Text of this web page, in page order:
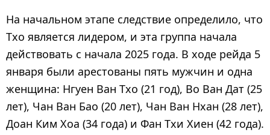
в
н
а
з
а
д
На начальном этапе следствие определило, что
Тхо является лидером, и эта группа начала
действовать с начала 2025 года. В ходе рейда 5
января были арестованы пять мужчин и одна
женщина: Нгуен Ван Тхо (21 год), Во Ван Дат (25
лет), Чан Ван Бао (20 лет), Чан Ван Нхан (28 лет),
Доан Ким Хоа (34 года) и Фан Тхи Хиен (42 года).